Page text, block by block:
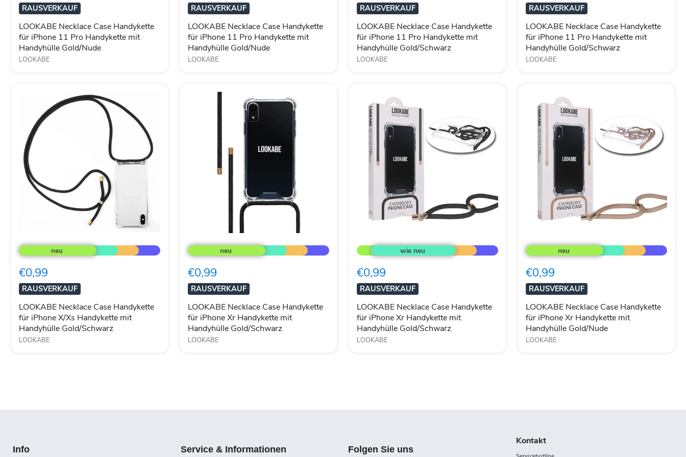
iPhone
11
Pro
Handykette
mit
Handyhülle
Gold/Nude
RAUSVERKAUF
LOOKABE Necklace Case Handykette
für iPhone 11 Pro Handykette mit
Handyhülle Gold/Nude
LOOKABE
iPhone
11
Pro
Handykette
mit
Handyhülle
Gold/Nude
RAUSVERKAUF
LOOKABE Necklace Case Handykette
für iPhone 11 Pro Handykette mit
Handyhülle Gold/Nude
LOOKABE
iPhone
11
Pro
Handykette
mit
Handyhülle
Gold/Schwarz
RAUSVERKAUF
LOOKABE Necklace Case Handykette
für iPhone 11 Pro Handykette mit
Handyhülle Gold/Schwarz
LOOKABE
iPhone
11
Pro
Handykette
mit
Handyhülle
Gold/Schwarz
RAUSVERKAUF
LOOKABE Necklace Case Handykette
für iPhone 11 Pro Handykette mit
Handyhülle Gold/Schwarz
LOOKABE
Necklace
Case
für
iPhone
X/Xs
Handykette
mit
Handyhülle
Gold/Schwarz
€0,99
RAUSVERKAUF
LOOKABE Necklace Case Handykette
für iPhone X/Xs Handykette mit
Handyhülle Gold/Schwarz
LOOKABE
Necklace
Case
für
iPhone
Xr
Handykette
mit
Handyhülle
Gold/Schwarz
€0,99
RAUSVERKAUF
LOOKABE Necklace Case Handykette
für iPhone Xr Handykette mit
Handyhülle Gold/Schwarz
LOOKABE
Necklace
Case
für
iPhone
Xr
Handykette
mit
Handyhülle
Gold/Schwarz
€0,99
RAUSVERKAUF
LOOKABE Necklace Case Handykette
für iPhone Xr Handykette mit
Handyhülle Gold/Schwarz
LOOKABE
Necklace
Case
für
iPhone
Xr
Handykette
mit
Handyhülle
Gold/Nude
€0,99
RAUSVERKAUF
LOOKABE Necklace Case Handykette
für iPhone Xr Handykette mit
Handyhülle Gold/Nude
LOOKABE
Info Service & Informationen Folgen Sie uns
Kontakt